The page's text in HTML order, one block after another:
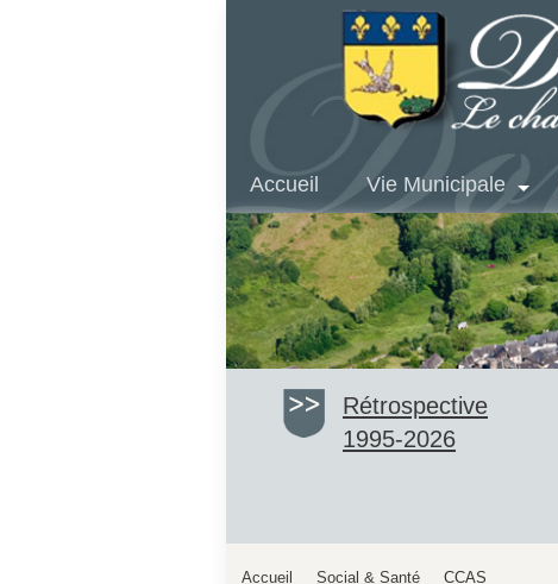
Accueil Vie Municipale
Rétrospective
1995-2026
Accueil Social & Santé CCAS